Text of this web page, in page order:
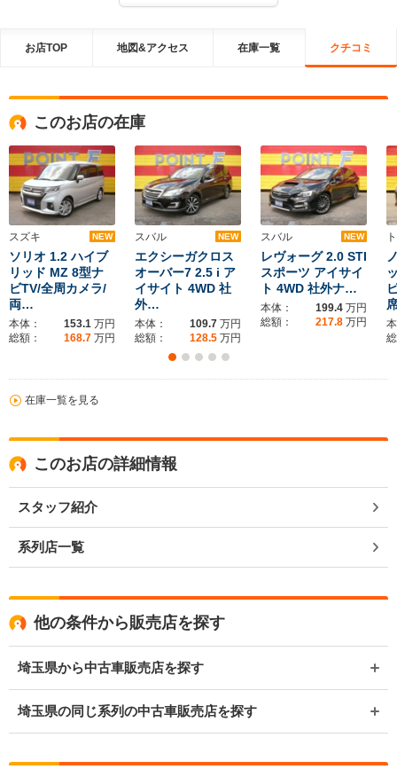
お店TOP 地図&アクセス 在庫一覧 クチコミ
このお店の在庫
スズキ NEW
ソリオ 1.2 ハイブ
リッド MZ 8型ナ
ビTV/全周カメラ/
両…
本体： 153.1 万円
総額：
168.7 万円
スバル NEW
エクシーガクロス
オーバー7 2.5 i ア
イサイト 4WD 社
外…
本体： 109.7 万円
総額：
128.5 万円
スバル NEW
レヴォーグ 2.0 STI
スポーツ アイサイ
ト 4WD 社外ナ…
本体： 199.4 万円
総額：
217.8 万円
在庫一覧を見る
このお店の詳細情報
スタッフ紹介
系列店一覧
他の条件から販売店を探す
埼玉県から中古車販売店を探す
埼玉県の同じ系列の中古車販売店を探す